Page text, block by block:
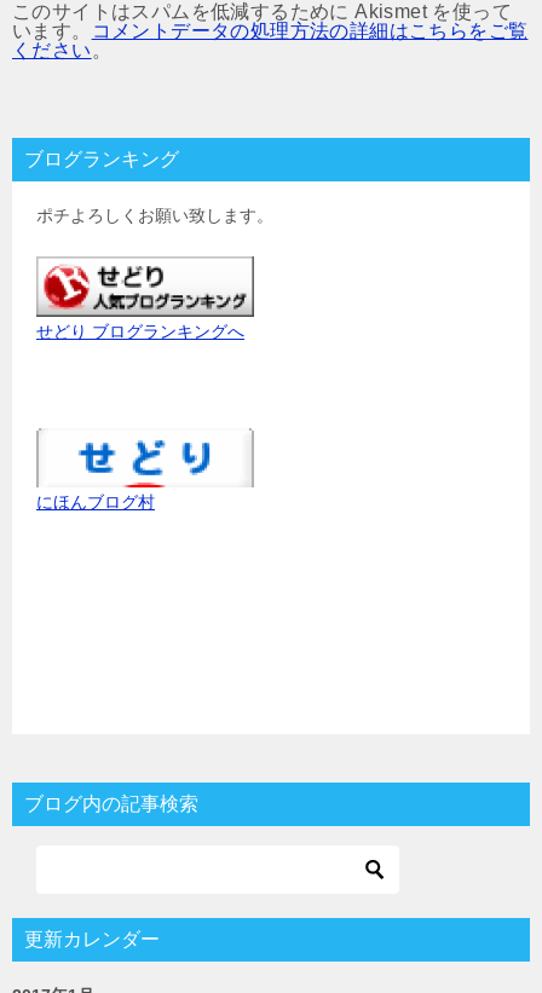
このサイトはスパムを低減するために Akismet を使って
います。
コメントデータの処理方法の詳細はこちらをご覧
ください 。
ブログランキング
ポチよろしくお願い致します。
せどり ブログランキングへ
にほんブログ村
ブログ内の記事検索
更新カレンダー